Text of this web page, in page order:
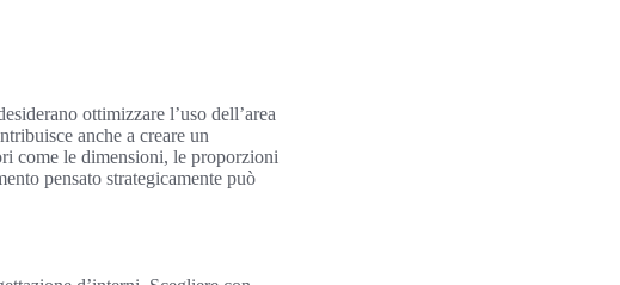
ottimizzare l’uso dell’area
anche a creare un
come le dimensioni, le proporzioni
pensato strategicamente può